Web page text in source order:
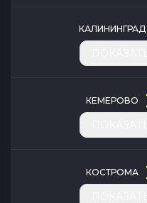
КАЛИНИНГРАД
КЕМЕРОВО
КОСТРОМА